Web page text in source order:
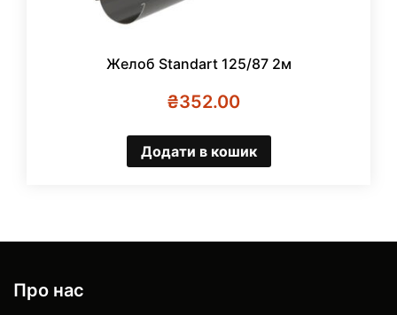
Желоб Standart 125/87 2м
₴352.00
Додати в кошик
Про нас